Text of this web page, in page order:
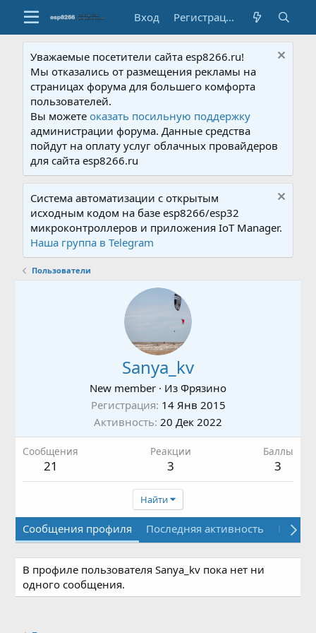
Вход Регистрация
Уважаемые посетители сайта esp8266.ru!
Мы отказались от размещения рекламы на
страницах форума для большего комфорта
пользователей.
Вы можетеоказать посильную поддержку
администрации форума. Данные средства
пойдут на оплату услуг облачных провайдеров
для сайта esp8266.ru
Система автоматизации с открытым
исходным кодом на базе esp8266/esp32
микроконтроллеров и приложения IoT Manager.
Наша группа в Telegram
Пользователи
Sanya_kv
New member · Из Фрязино
Регистрация 14 Янв 2015
Активность 20 Дек 2022
Сообщения
21
Реакции
3
Баллы
3
Найти
Сообщения профиля Последняя активность
В профиле пользователя Sanya_kv пока нет ни
одного сообщения.